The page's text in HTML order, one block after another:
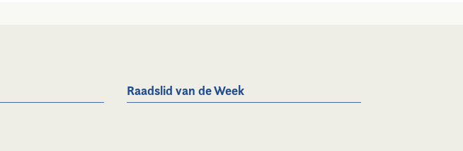
Raadslid van de Week